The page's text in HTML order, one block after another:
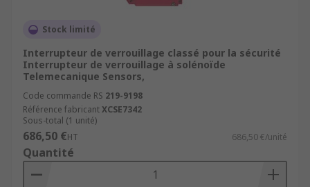
Stock limité
Interrupteur de verrouillage classé pour la sécurité
Interrupteur de verrouillage à solénoïde
Telemecanique Sensors,
Code commande RS 219-9198
Référence fabricantXCSE7342
Sous-total (1 unité)
686,50 €HT 686,50 €/unité
Quantité